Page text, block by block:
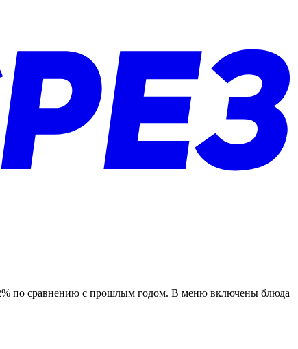
по сравнению с прошлым годом. В меню включены блюда